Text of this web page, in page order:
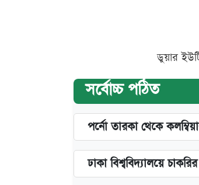
ডুয়ার
সর্বোচ্চ পঠিত
পর্নো তারকা থেকে
ঢাকা বিশ্ববিদ্যালয়ে